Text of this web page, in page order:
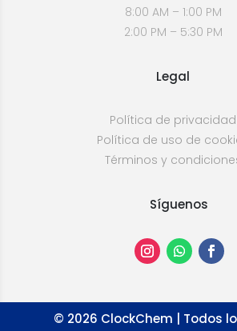
8:00 AM – 1:00 PM
2:00 PM – 5:30 PM
Legal
Política de privacidad
Política de uso de
Términos y
Síguenos
© 2026 ClockChem | Todos